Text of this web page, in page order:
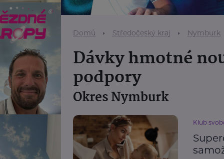
Domů Středočeský kraj Nymburk
Dávky hmotné
podpory
Okres Nymburk
Klub